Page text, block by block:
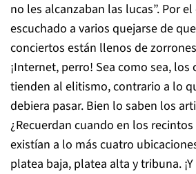
no les alcanzaban las lucas”. Por
escuchado a varios quejarse de
conciertos están llenos de
¡Internet, perro! Sea como sea, los
tienden al elitismo, contrario a lo
debiera pasar. Bien lo saben los
¿Recuerdan cuando en los
existían a lo más cuatro
platea baja, platea alta y tribuna.